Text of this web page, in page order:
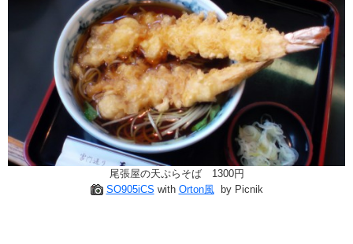
尾張屋の天ぷらそば 1300円
SO905iCS with Orton風by Picnik